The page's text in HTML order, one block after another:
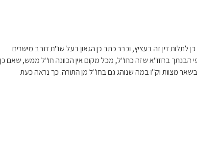
דין זה בעציץ, וכבר כתב כן הגאון בעל שו"ת דובב מישרים
הבנתך בחזו"א שזה כחו"ל, מכל מקום אין הכוונה חו"ל ממש, שאם כן
מצוות וק"ו במה שנוהג גם בחו"ל מן התורה. כך נראה כעת